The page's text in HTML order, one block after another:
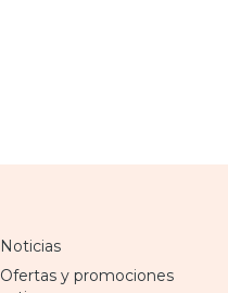
Noticias
Ofertas y promociones